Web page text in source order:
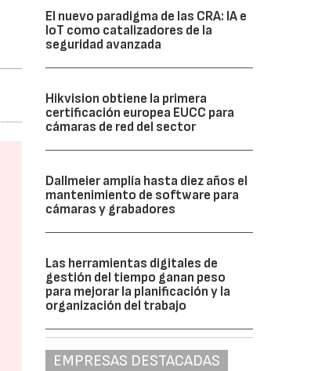
El nuevo paradigma de las CRA: IA e
IoT como catalizadores de la
seguridad avanzada
Hikvision obtiene la primera
certificación europea EUCC para
cámaras de red del sector
Dallmeier amplía hasta diez años el
mantenimiento de software para
cámaras y grabadores
Las herramientas digitales de
gestión del tiempo ganan peso
para mejorar la planificación y la
organización del trabajo
EMPRESAS DESTACADAS